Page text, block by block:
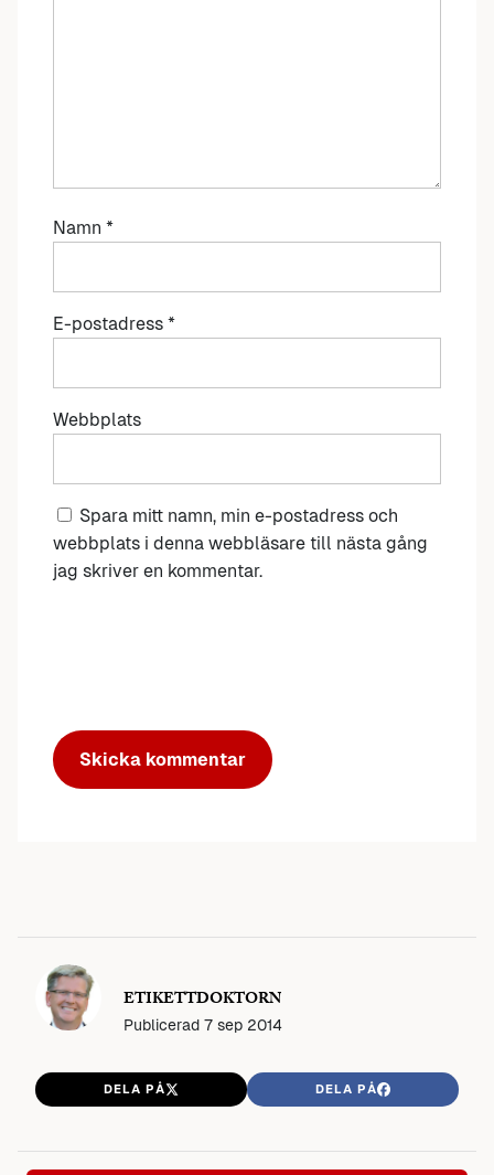
Namn *
E-postadress *
Webbplats
Spara mitt namn, min e-postadress och
webbplats i denna webbläsare till nästa gång
jag skriver en kommentar.
ETIKETTDOKTORN
Publicerad 7 sep 2014
DELA PÅ DELA PÅ